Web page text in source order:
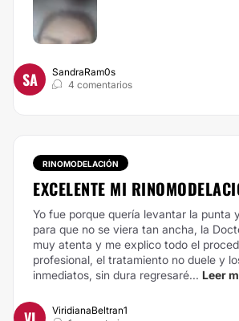
SA
SandraRam0s
4 comentarios
RINOMODELACIÓN
EXCELENTE MI
Yo fue porque quería levantar la punta
para que no se viera tan ancha, la
muy atenta y me explico todo el
profesional, el tratamiento no duele y
inmediatos, sin dura regresaré... Leer
ViridianaBeltran1